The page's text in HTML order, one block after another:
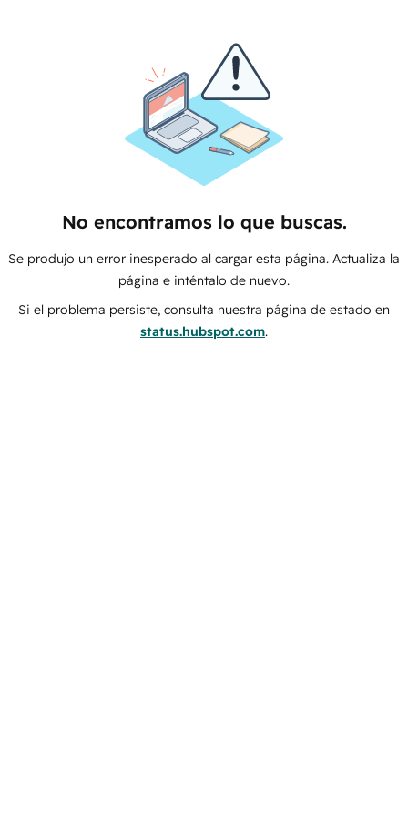
No encontramos lo que buscas.
Se produjo un error inesperado al cargar esta página. Actualiza la
página e inténtalo de nuevo.
Si el problema persiste, consulta nuestra página de estado en
status.hubspot.com.